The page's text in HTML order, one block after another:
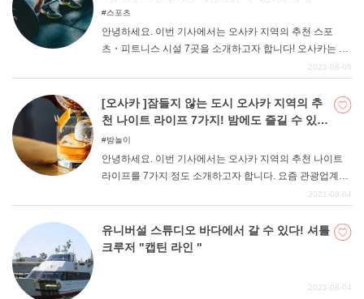
스포츠
안녕하세요. 이번 기사에서는 오사카 지역의 추천 스포
츠・피트니스 시설 7곳을 소개하고자 합니다! 오사카는 도
시인 만큼 대규모 시설이나 헬스장, 피트니스 시설도 매우
아지면서 부담 없이 운동할 수 있는 시설의 존재감이 점점
커지고 있습니다. 도심에 살다 보면 외부에서 운동을 하는
것도 장소적인 측면에서 어려운 경우가 많은데, 스포츠-피
2021-08-05
[오사카 ]잠들지 않는 도시 오사카 지역의 추
천 나이트 라이프 7가지! 밤에도 즐길 수 있
다!
밤놀이
안녕하세요. 이번 기사에서는 오사카 지역의 추천 나이트
라이프를 7가지 정도 소개하고자 합니다. 요즘 관광업계에
서는 "나이트 라이프 "라는 단어가 눈에 띄게 많아지고 있습
낮의 관광 외에도 밤에 놀고 즐길 수 있는 장소의 수요가 증
가하고 있습니다. 보통 밤에는 밥을 먹거나 호텔에서 잠을
2021-08-04
유니버설 스튜디오 바다에서 갈 수 있다! 셔틀
크루저 "캡틴 라인 "
2021-08-04